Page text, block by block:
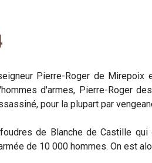
Pierre-Roger de
d'armes, Pierre-Roger
pour la plupart par
de Blanche de Castille
de 10 000 hommes. On est